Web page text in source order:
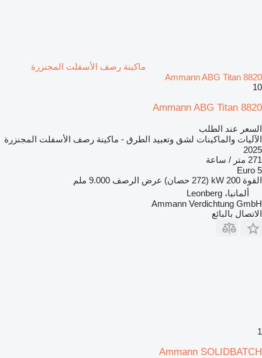
ماكينة رصف الأسفلت المجنزرة
Ammann ABG Titan 8820
10
Ammann ABG Titan 8820
السعر عند الطلب
الآليات والماكينات لشق وتعبيد الطرق - ماكينة رصف الأسفلت المجنزرة
2025
271 متر / ساعة
Euro 5
القوة 200 kW (272 حصان) عرض الرصف 9.000 ملم
ألمانيا، Leonberg
Ammann Verdichtung GmbH
الاتصال بالبائع
1
Ammann SOLIDBATCH